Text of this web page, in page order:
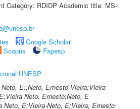
Category: RDIDP Academic title: MS-
Google Scholar
Scopus
Fapesp
UNESP
Neto, E.;Neto, Ernesto Vieira;Vieira
Neto, Ernesto;Neto, E
Neto, E;Vieira-Neto, E;Vieira, Ernesto